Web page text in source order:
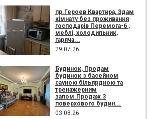
пр.Героев Квартира, Здам
кімнату без проживання
господарів Перемога-6 ,
меблі, холодильник,
гаряча...
29.07.26
Будинок, Продам
будинок з басейном
сауною більярдною та
тренажерним
залом.Продаж 3
поверхового будин...
03.08.26